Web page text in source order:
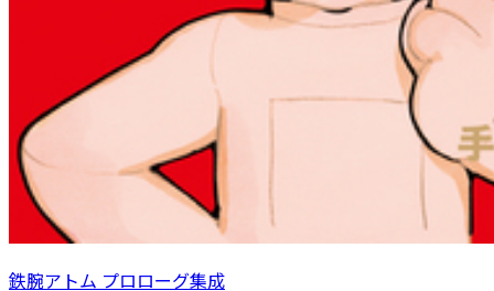
鉄腕アトム プロローグ集成